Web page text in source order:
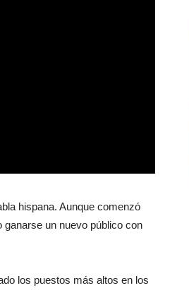
hispana. Aunque comenzó
un nuevo público con
los puestos más altos en los